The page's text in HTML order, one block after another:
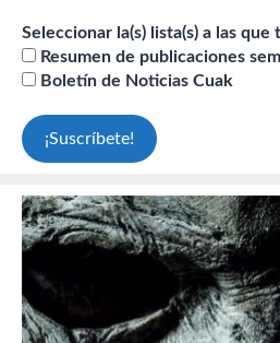
Seleccionar la(s) lista(s) a las
Resumen de publicaciones
Boletín de Noticias Cuak